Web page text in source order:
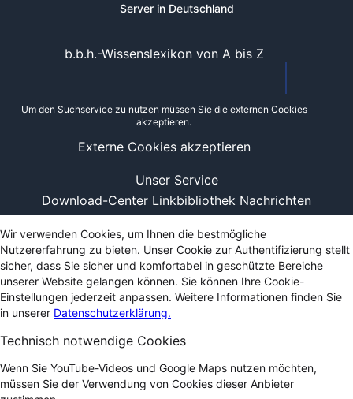
Server in Deutschland
Unser Service
Download-Center Linkbibliothek Nachrichten
b.b.h.-Wissenslexikon von A bis Z
Um den Suchservice zu nutzen müssen Sie die externen Cookies
akzeptieren.
Externe Cookies akzeptieren
Wir verwenden Cookies, um Ihnen die bestmögliche
Nutzererfahrung zu bieten. Unser Cookie zur Authentifizierung stellt
sicher, dass Sie sicher und komfortabel in geschützte Bereiche
unserer Website gelangen können. Sie können Ihre Cookie-
Einstellungen jederzeit anpassen. Weitere Informationen finden Sie
in unserer Datenschutzerklärung.
Technisch notwendige Cookies
Wenn Sie YouTube-Videos und Google Maps nutzen möchten,
müssen Sie der Verwendung von Cookies dieser Anbieter